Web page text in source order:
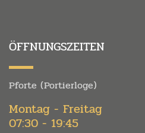
ÖFFNUNGSZEITEN
Pforte (Portierloge)
Montag - Freitag
07:30 - 19:45